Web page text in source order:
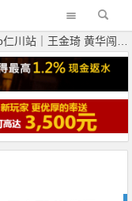
！主赛A组228人参赛29人晋级，余云超 曹庭嘉等人晋级DAY2